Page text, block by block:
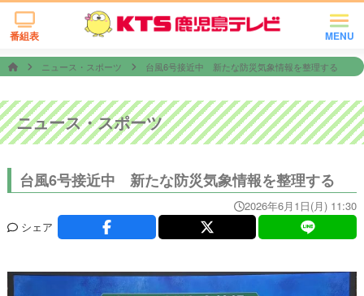
MENU
番組表
ニュース・スポーツ 台風6号接近中 新たな防災気象情報を整理する
ニュース・スポーツ
台風6号接近中 新たな防災気象情報を整理する
2026年6月1日(月) 11:30
シェア